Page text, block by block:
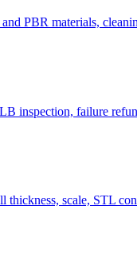
PBR materials,
inspection, failure
scale, STL